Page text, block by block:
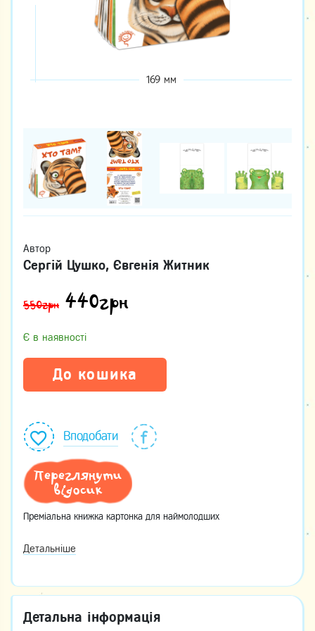
169 мм
Автор
Сергій Цушко, Євгенія Житник
550грн 440грн
Є в наявності
До кошика
Вподобати
Переглянути
відосик
Преміальна книжка картонка для наймолодших
Детальніше
Детальна інформація